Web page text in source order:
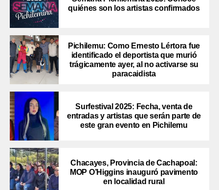
quiénes son los artistas confirmados
Pichilemu: Como Ernesto Lértora fue
identificado el deportista que murió
trágicamente ayer, al no activarse su
paracaidista
Surfestival 2025: Fecha, venta de
entradas y artistas que serán parte de
este gran evento en Pichilemu
Chacayes, Provincia de Cachapoal:
MOP O’Higgins inauguró pavimento
en localidad rural